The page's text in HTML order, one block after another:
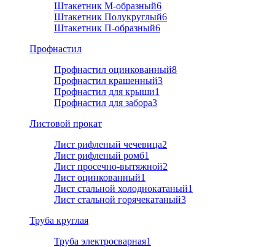
Штакетник М-образный6
Штакетник Полукруглый6
Штакетник П-образный6
Профнастил
Профнастил оцинкованный8
Профнастил крашенный3
Профнастил для крыши1
Профнастил для забора3
Листовой прокат
Лист рифленый чечевица2
Лист рифленый ромб1
Лист просечно-вытяжной2
Лист оцинкованный1
Лист стальной холоднокатаный1
Лист стальной горячекатаный3
Труба круглая
Труба электросварная1